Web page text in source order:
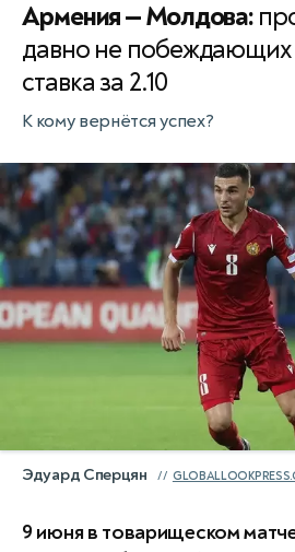
Армения — Молдова:
давно не
ставка за 2.10
К кому вернётся успех?
Эдуард Сперцян
9 июня в товарищеском